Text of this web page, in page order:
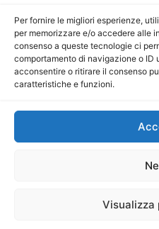
Per fornire le migliori esperienze,
per memorizzare e/o accedere alle
consenso a queste tecnologie ci
comportamento di navigazione o ID
acconsentire o ritirare il consenso
caratteristiche e funzioni.
Visualizza
Direttore
Direttore
P.IVA:
Mercurio Comunicazione
iscritta al Registro degli
Sito gestito daLa